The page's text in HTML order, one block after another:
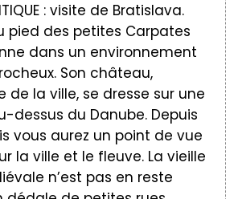
: visite de Bratislava.
pied des petites Carpates
dans un environnement
Son château,
de la ville, se dresse sur une
dessus du Danube. Depuis
vous aurez un point de vue
la ville et le fleuve. La vieille
n’est pas en reste